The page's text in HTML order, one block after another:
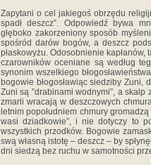
Zapytani o cel jakiegoś obrzędu
spadł deszcz”. Odpowiedź bywa
głęboko zakorzeniony sposób
spośród darów bogów, a deszcz
płaskowyżu. Odosobnienie
czarowników oceniane są według
synonim wszelkiego
bogowie błogosławiąc siedziby Zuni,
Zuni są ”drabinami wodnymi”, a skalp
zmarli wracają w deszczowych
letnim popołudniem chmury
wasi dziadkowie”, i nie dotyczy to
wszystkich przodków. Bogowie
swą własną istotę – deszcz – by
dni siedzą bez ruchu w samotności